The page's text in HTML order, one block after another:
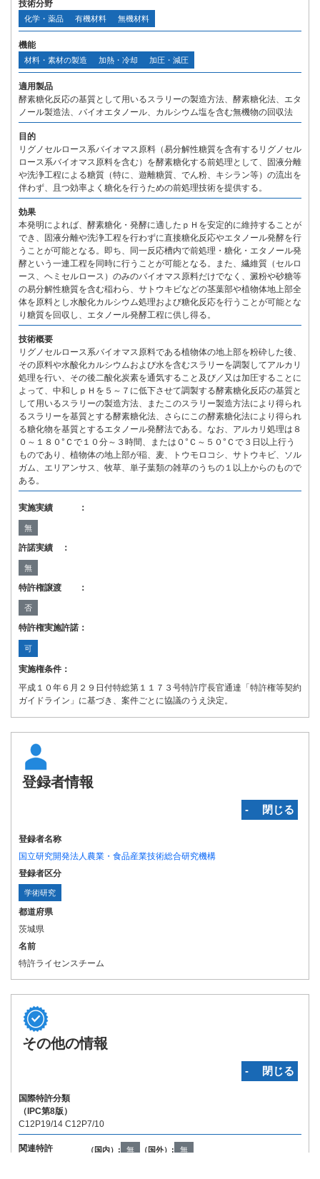
技術分野
化学・薬品 有機材料 無機材料
機能
材料・素材の製造 加熱・冷却 加圧・減圧
適用製品
酵素糖化反応の基質として用いるスラリーの製造方法、酵素糖化法、エタ
ノール製造法、バイオエタノール、カルシウム塩を含む無機物の回収法
目的
リグノセルロース系バイオマス原料（易分解性糖質を含有するリグノセル
ロース系バイオマス原料を含む）を酵素糖化する前処理として、固液分離
や洗浄工程による糖質（特に、遊離糖質、でん粉、キシラン等）の流出を
伴わず、且つ効率よく糖化を行うための前処理技術を提供する。
効果
本発明によれば、酵素糖化・発酵に適したｐＨを安定的に維持することが
でき、固液分離や洗浄工程を行わずに直接糖化反応やエタノール発酵を行
うことが可能となる。即ち、同一反応槽内で前処理・糖化・エタノール発
酵という一連工程を同時に行うことが可能となる。また、繊維質（セルロ
ース、ヘミセルロース）のみのバイオマス原料だけでなく、澱粉や砂糖等
の易分解性糖質を含む稲わら、サトウキビなどの茎葉部や植物体地上部全
体を原料とし水酸化カルシウム処理および糖化反応を行うことが可能とな
り糖質を回収し、エタノール発酵工程に供し得る。
技術概要
リグノセルロース系バイオマス原料である植物体の地上部を粉砕した後、
その原料や水酸化カルシウムおよび水を含むスラリーを調製してアルカリ
処理を行い、その後二酸化炭素を通気すること及び／又は加圧することに
よって、中和しｐＨを５～７に低下させて調製する酵素糖化反応の基質と
して用いるスラリーの製造方法、またこのスラリー製造方法により得られ
るスラリーを基質とする酵素糖化法、さらにこの酵素糖化法により得られ
る糖化物を基質とするエタノール発酵法である。なお、アルカリ処理は８
０～１８０°Ｃで１０分～３時間、または０°Ｃ～５０°Ｃで３日以上行う
ものであり、植物体の地上部が稲、麦、トウモロコシ、サトウキビ、ソル
ガム、エリアンサス、牧草、単子葉類の雑草のうちの１以上からのもので
ある。
実施実績 ：
無
許諾実績 ：
無
特許権譲渡 ：
否
特許権実施許諾：
可
実施権条件：
平成１０年６月２９日付特総第１１７３号特許庁長官通達「特許権等契約
ガイドライン」に基づき、案件ごとに協議のうえ決定。
登録者情報
‐ 閉じる
登録者名称
国立研究開発法人農業・食品産業技術総合研究機構
登録者区分
学術研究
都道府県
茨城県
名前
特許ライセンスチーム
その他の情報
‐ 閉じる
国際特許分類
（IPC第8版）
C12P19/14 C12P7/10
関連特許 （国内）: 無 （国外）: 無